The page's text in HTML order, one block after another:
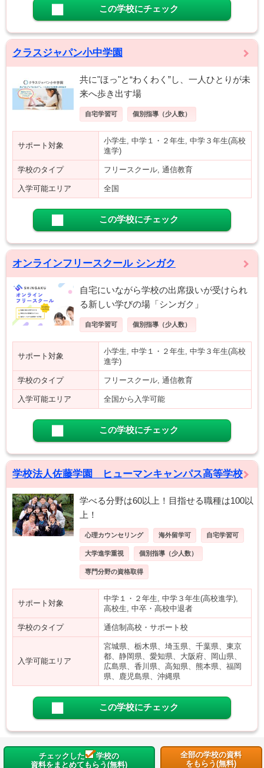
この学校にチェック
クラスジャパン小中学園
共に"ほっ"と“わくわく”し、一人ひとりが未
来へ歩き出す場
自宅学習可 個別指導（少人数）
サポート対象
小学生, 中学１・２年生, 中学３年生(高校
進学)
学校のタイプ フリースクール, 通信教育
入学可能エリア 全国
この学校にチェック
オンラインフリースクール シンガク
自宅にいながら学校の出席扱いが受けられ
る新しい学びの場「シンガク」
自宅学習可 個別指導（少人数）
サポート対象
小学生, 中学１・２年生, 中学３年生(高校
進学)
学校のタイプ フリースクール, 通信教育
入学可能エリア 全国から入学可能
この学校にチェック
学校法人佐藤学園 ヒューマンキャンパス高等学校
学べる分野は60以上！目指せる職種は100以
上！
心理カウンセリング 海外留学可 自宅学習可
大学進学重視 個別指導（少人数）
専門分野の資格取得
サポート対象
中学１・２年生, 中学３年生(高校進学),
高校生, 中卒・高校中退者
学校のタイプ 通信制高校・サポート校
入学可能エリア
宮城県、栃木県、埼玉県、千葉県、東京
都、静岡県、愛知県、大阪府、岡山県、
広島県、香川県、高知県、熊本県、福岡
県、鹿児島県、沖縄県
この学校にチェック
チェックした
学校の
資料をまとめてもらう(無料)
全部の学校の資料
をもらう(無料)